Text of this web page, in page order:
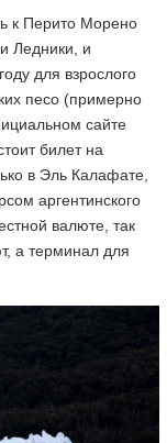
к Перито Морено
Ледники, и
для взрослого
песо (примерно
сайте
билет на
в Эль Калафате,
аргентинского
валюте, так
а терминал для